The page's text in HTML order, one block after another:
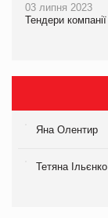
03 липня 2023
Тендери компанії
Яна Олентир
Тетяна Ільєнко